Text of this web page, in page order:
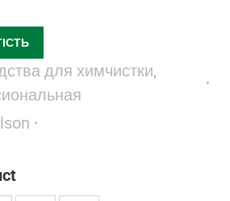
для химчистки,